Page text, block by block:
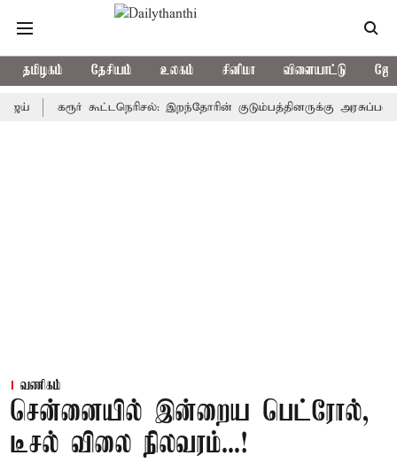
தமிழகம் தேசியம் உலகம் சினிமா விளையாட்டு
கரூர் கூட்டநெரிசல்: இறந்தோரின் குடும்பத்தினருக்கு அரசுப்பணி
வணிகம்
சென்னையில் இன்றைய பெட்ரோல்,
டீசல் விலை நிலவரம்...!